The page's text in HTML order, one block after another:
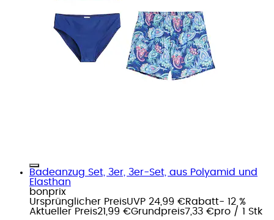
Badeanzug Set, 3er, 3er-Set, aus Polyamid und
Elasthan
bonprix
Ursprünglicher PreisUVP 24,99 €Rabatt- 12 %
Aktueller Preis21,99 €Grundpreis7,33 €pro / 1 Stk